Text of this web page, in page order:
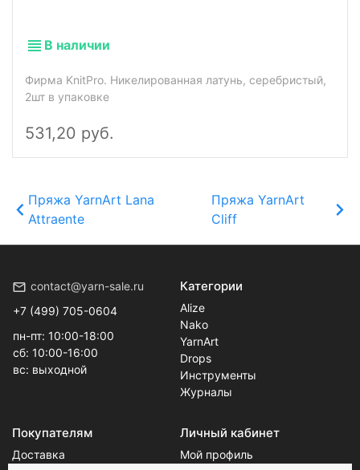
Фирма KnitPro. Никелированная латунь, серебристый,
531,20 руб.
Пряжа YarnArt Lana
Attraente
Пряжа YarnArt
Cliff
contact@yarn-sale.ru
+7 (499) 705-0604
пн-пт: 10:00-18:00
сб: 10:00-16:00
Категории
Alize
Nako
YarnArt
Drops
Инструменты
Покупателям Личный кабинет